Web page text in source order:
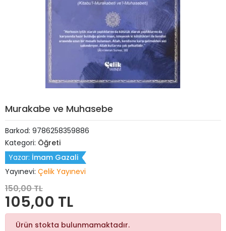
Murakabe ve Muhasebe
Barkod: 9786258359886
Kategori: Öğreti
Yazar: İmam Gazali
Yayınevi: Çelik Yayınevi
150,00 TL
105,00 TL
Ürün stokta bulunmamaktadır.